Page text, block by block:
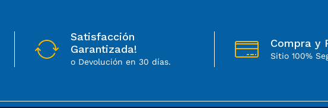
Satisfacción
Garantizada!
o Devolución en 30 días.
Compra y
Sitio 100%